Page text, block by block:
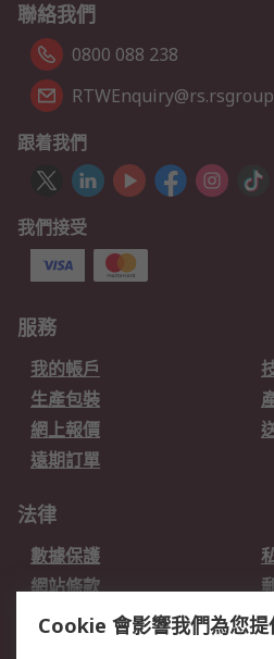
聯絡我們
0800 088 238
跟着我們
我們接受
服務
我的帳戶
生產包裝
網上報價
遠期訂單
法律
數據保護
網站條款
销售条款和条件
Cookie 會影響我們為您提